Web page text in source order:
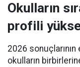
Okulların
profili
2026
okulların